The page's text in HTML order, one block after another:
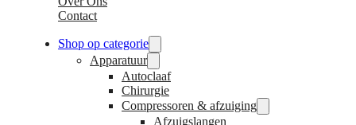
Contact
Shop op categorie
Apparatuur
Autoclaaf
Chirurgie
Compressoren & afzuiging
Afzuigslangen